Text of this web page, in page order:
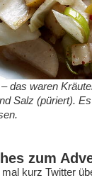
das waren
Salz (püriert).
zum
kurz Twitter